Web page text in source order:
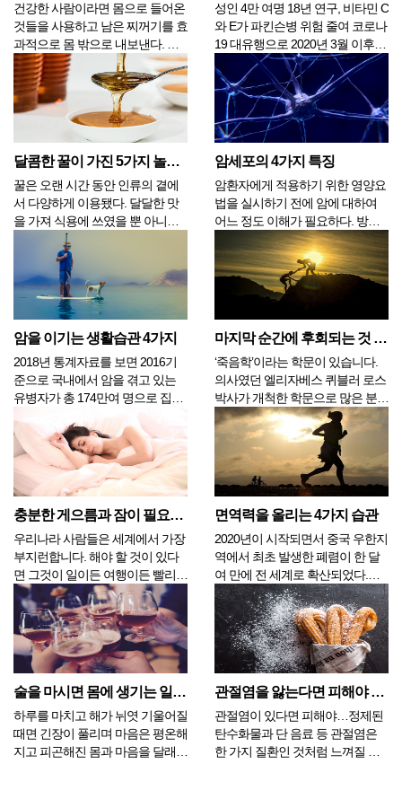
건강한 사람이라면 몸으로 들어온
것들을 사용하고 남은 찌꺼기를 효
과적으로 몸 밖으로 내보낸다. 흔
히 학교에서 배운 신진대사라고 하
는 것은 우리 몸의 순환을 의미하
는데 이러한 과정은 자동으로 우리
몸이 알아서 작동한다. 우리 몸은
거대한 순환장치이며 몸 자체뿐만
아니라 각각의 장기 그리고...
성인 4만 여명 18년 연구, 비타민 C
와 E가 파킨슨병 위험 줄여 코로나
19 대유행으로 2020년 3월 이후로
당신은 아마도 과거 어느 때보다도
건강에 대해 더 많이 생각했을지도
모른다. 그러나 이제는 갈수록 많
은 사람이 코로나 백신을 맞고 있
어서 당신의 건강에 대한 초점이
작년에...
달콤한 꿀이 가진 5가지 놀라운 효과
꿀은 오랜 시간 동안 인류의 곁에
서 다양하게 이용됐다. 달달한 맛
을 가져 식용에 쓰였을 뿐 아니라
미용에도 효과를 보여 조선 시대에
는 여성의 화장품의 성분으로 사용
되었다. 또 로마 시대에는 양봉이
매우 중요한 사업의 하나로 분류되
어 아무나 벌을 숲에서 가져올 수
도 없었을 정도로 귀한 존...
암세포의 4가지 특징
암환자에게 적용하기 위한 영양요
법을 실시하기 전에 암에 대하여
어느 정도 이해가 필요하다. 방대
한 세포의 영역이기 때문에 학문적
인 접근을 하기에는 지식의 양이
너무 많고 복잡하며 또 정확하지도
않은 경우가 많다. 인류가 암을 정
이상 고통스러운 병이 아닐 ...
암을 이기는 생활습관 4가지
2018년 통계자료를 보면 2016기
준으로 국내에서 암을 겪고 있는
유병자가 총 174만여 명으로 집계
많아진 이유는 국가에서 실시하는
조기검진의 영향이 크며 이제 곧
200만 명을 넘어설 것이란 예측을
하고 있다. 이 수치는 이제 암은 예
전처럼 무서운 병...
마지막 순간에 후회되는 것 3가지
‘죽음학’이라는 학문이 있습니다.
의사였던 엘리자베스 퀴블러 로스
박사가 개척한 학문으로 많은 분들
의 임종을 지켜보면서 만들어진 경
험적 학문입니다. 죽음학은 존엄성
을 지키기 위해서 말기에 이른 이
들의 생활과 심정이 어떻게 변하는
지 관찰하여 만들어졌습니다. 임종
에 가까워지면서 편안한 마음...
충분한 게으름과 잠이 필요한 이유 4가지
우리나라 사람들은 세계에서 가장
부지런합니다. 해야 할 것이 있다
면 그것이 일이든 여행이든 빨리빨
리 스케줄을 작성하고 해치워야 합
니다. 게으름은 나쁘고 부지런함이
좋다는 생각이 뿌리 깊게 자리하고
있습니다. 부지런함은 하나의 미덕
이 되었고, 실제로 우리는 아침 일
찍 일어나서부터 잠들기까...
면역력을 올리는 4가지 습관
2020년이 시작되면서 중국 우한지
역에서 최초 발생한 폐렴이 한 달
여 만에 전 세계로 확산되었다.
2003년에 공포로 몰아넣었던 사스
(SARS)바이러스와 비슷한 양상이
되면서 방송은 속보가 나올 정도로
신속하고 위급하게 관련 내용을 전
하고 있다. 중국의 방송을 보면 사
람들이 쓰러져 병원...
술을 마시면 몸에 생기는 일 4가지
하루를 마치고 해가 뉘엿 기울어질
때면 긴장이 풀리며 마음은 평온해
지고 피곤해진 몸과 마음을 달래려
관절염을 앓는다면 피해야 할 음식, 5가지
관절염이 있다면 피해야…정제된
탄수화물과 단 음료 등 관절염은
한 가지 질환인 것처럼 느껴질 수